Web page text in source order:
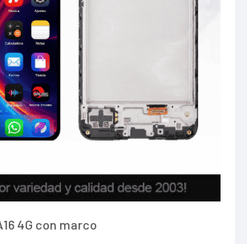
4G con marco